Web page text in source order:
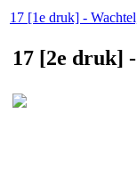
17 [1e druk] -
17 [2e druk]